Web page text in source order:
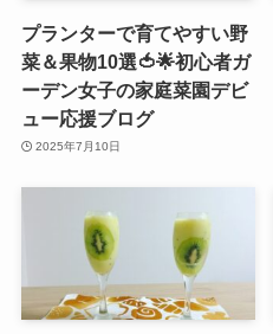
プランターで育てやすい野
菜＆果物10選🍅🌟初心者ガ
ーデン女子の家庭菜園デビ
ュー応援ブログ
2025年7月10日